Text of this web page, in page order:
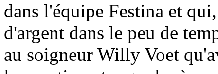
dans l'équipe Festina et
d'argent dans le peu de
au soigneur Willy Voet